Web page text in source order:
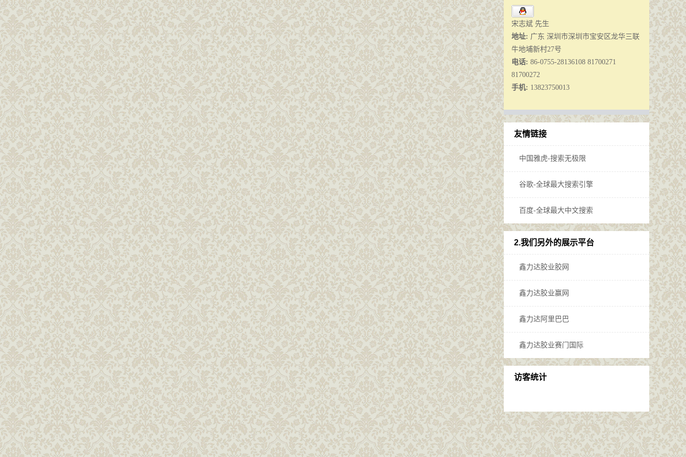
宋志斌 先生
地址: 广东 深圳市深圳市宝安区龙华三联
牛地埔新村27号
电话: 86-0755-28136108 81700271
81700272
手机: 13823750013
友情链接
中国雅虎-搜索无极限
谷歌-全球最大搜索引擎
百度-全球最大中文搜索
2.我们另外的展示平台
鑫力达胶业胶网
鑫力达胶业赢网
鑫力达阿里巴巴
鑫力达胶业赛门国际
访客统计